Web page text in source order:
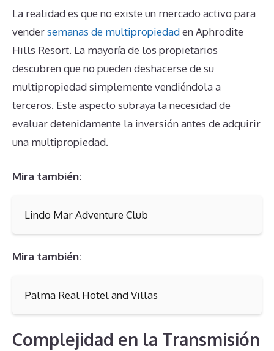
La realidad es que no existe un mercado activo para
vendersemanas de multipropiedaden Aphrodite
Hills Resort. La mayoría de los propietarios
descubren que no pueden deshacerse de su
multipropiedad simplemente vendiéndola a
terceros. Este aspecto subraya la necesidad de
evaluar detenidamente la inversión antes de adquirir
una multipropiedad.
Mira también:
Lindo Mar Adventure Club
Mira también:
Palma Real Hotel and Villas
Complejidad en la Transmisión